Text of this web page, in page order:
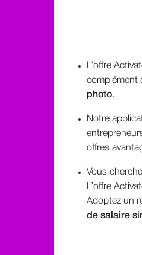
L’offre
complément
photo.
Notre
offres
Vous
L’offre
Adoptez un
de salaire